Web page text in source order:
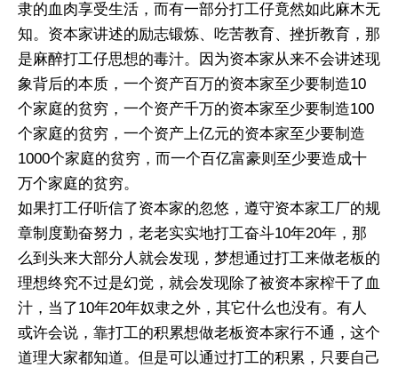
隶的血肉享受生活，而有一部分打工仔竟然如此麻木无
知。资本家讲述的励志锻炼、吃苦教育、挫折教育，那
是麻醉打工仔思想的毒汁。因为资本家从来不会讲述现
象背后的本质，一个资产百万的资本家至少要制造10
个家庭的贫穷，一个资产千万的资本家至少要制造100
个家庭的贫穷，一个资产上亿元的资本家至少要制造
1000个家庭的贫穷，而一个百亿富豪则至少要造成十
万个家庭的贫穷。
如果打工仔听信了资本家的忽悠，遵守资本家工厂的规
章制度勤奋努力，老老实实地打工奋斗10年20年，那
么到头来大部分人就会发现，梦想通过打工来做老板的
理想终究不过是幻觉，就会发现除了被资本家榨干了血
汁，当了10年20年奴隶之外，其它什么也没有。有人
或许会说，靠打工的积累想做老板资本家行不通，这个
道理大家都知道。但是可以通过打工的积累，只要自己